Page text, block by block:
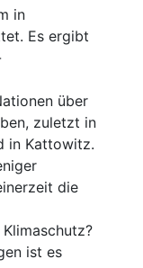
in
Es ergibt
über
zuletzt in
in Kattowitz.
die
ist es